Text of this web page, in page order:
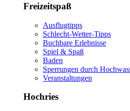
Freizeitspaß
Ausflugtipps
Schlecht-Wetter-Tipps
Buchbare Erlebnisse
Spiel & Spaß
Baden
Sperrungen durch
Veranstaltungen
Hochries